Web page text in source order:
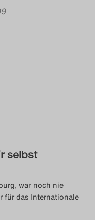
selbst
war noch nie
für das Internationale